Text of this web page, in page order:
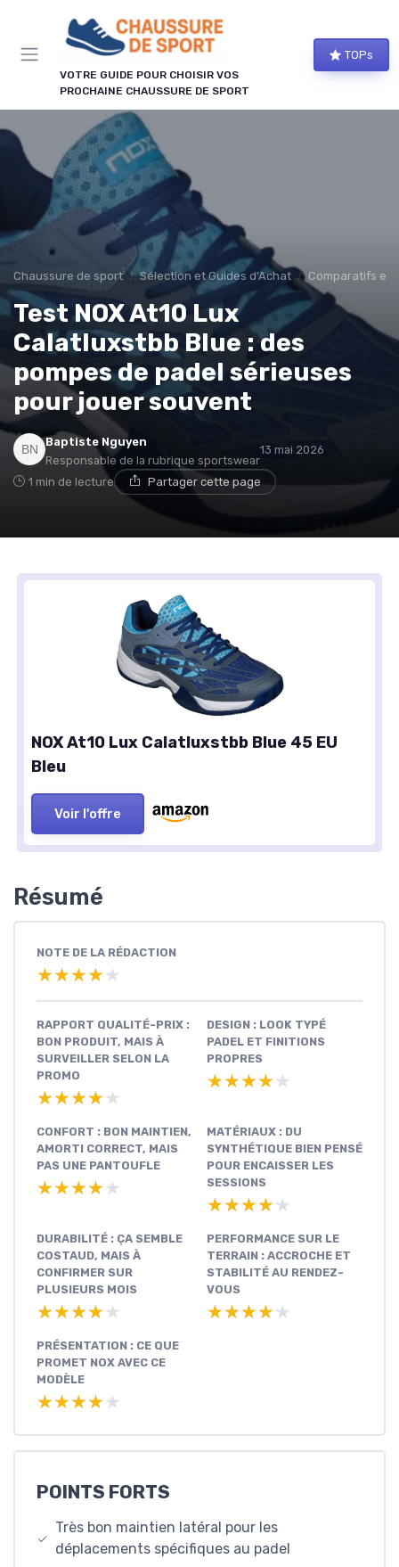
VOTRE GUIDE POUR CHOISIR VOS
PROCHAINE CHAUSSURE DE SPORT
TOPs
Chaussure de sport Sélection et Guides d'Achat Comparatifs et
Test NOX At10 Lux
Calatluxstbb Blue : des
pompes de padel sérieuses
pour jouer souvent
Baptiste Nguyen
Responsable de la rubrique sportswear
13 mai 2026
1 min de lecture Partager cette page
NOX At10 Lux Calatluxstbb Blue 45 EU
Bleu
Voir l'offre
Résumé
NOTE DE LA RÉDACTION
★★★★★
★★★★★
RAPPORT QUALITÉ-PRIX :
BON PRODUIT, MAIS À
SURVEILLER SELON LA
PROMO
★★★★★
★★★★★
DESIGN : LOOK TYPÉ
PADEL ET FINITIONS
PROPRES
★★★★★
★★★★★
CONFORT : BON MAINTIEN,
AMORTI CORRECT, MAIS
PAS UNE PANTOUFLE
★★★★★
★★★★★
MATÉRIAUX : DU
SYNTHÉTIQUE BIEN PENSÉ
POUR ENCAISSER LES
SESSIONS
★★★★★
★★★★★
DURABILITÉ : ÇA SEMBLE
COSTAUD, MAIS À
CONFIRMER SUR
PLUSIEURS MOIS
★★★★★
★★★★★
PERFORMANCE SUR LE
TERRAIN : ACCROCHE ET
STABILITÉ AU RENDEZ-
VOUS
★★★★★
★★★★★
PRÉSENTATION : CE QUE
PROMET NOX AVEC CE
MODÈLE
★★★★★
★★★★★
POINTS FORTS
Très bon maintien latéral pour les
déplacements spécifiques au padel